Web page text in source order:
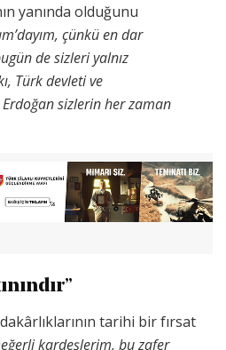
yanında olduğunu
çünkü en dar
de sizleri yalnız
Türk devleti ve
Erdoğan sizlerin her zaman
tarihi bir fırsat
kardeşlerim, bu zafer